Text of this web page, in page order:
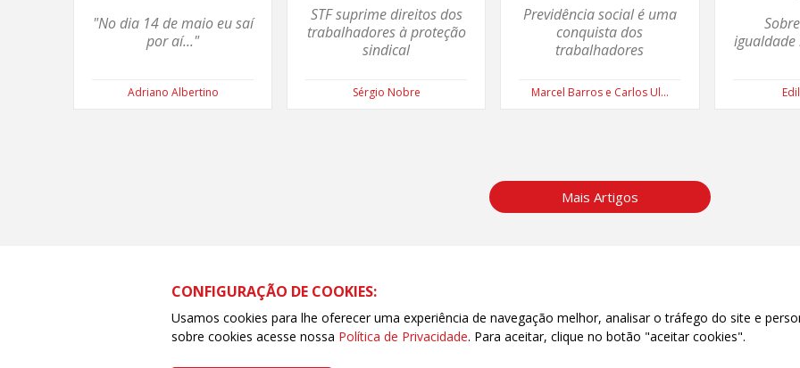
"No dia 14 de maio eu saí
por aí..."
Adriano Albertino
STF suprime direitos dos
trabalhadores à proteção
sindical
Sérgio Nobre
Previdência social é uma
conquista dos
trabalhadores
Marcel Barros e Carlos Ul...
Mais Artigos
CONFIGURAÇÃO DE COOKIES:
Usamos cookies para lhe oferecer uma experiência de navegação melhor, analisar o tráfego do site e
sobre cookies acesse nossa Política de Privacidade. Para aceitar, clique no botão "aceitar cookies".